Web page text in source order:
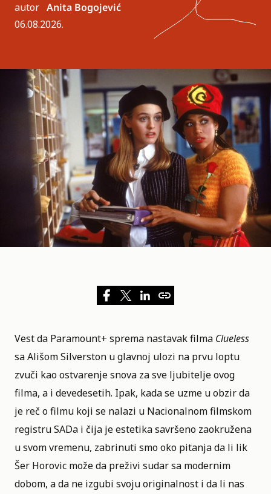
autor Anita Bogojević
06.08.2026.
Vest da Paramount+ sprema nastavak filma Clueless
saAlišom Silverston u glavnoj ulozi na prvu loptu
zvuči kao ostvarenje snova za sve ljubitelje ovog
filma, a i devedesetih. Ipak, kada se uzme u obzir da
je reč o filmu koji se nalazi u Nacionalnom filmskom
registru SADa i čija je estetika savršeno zaokružena
u svom vremenu, zabrinuti smo oko pitanja da li lik
Šer Horovic može da preživi sudar sa modernim
dobom, a da ne izgubi svoju originalnost i da li nas